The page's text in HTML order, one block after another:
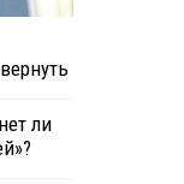
ли